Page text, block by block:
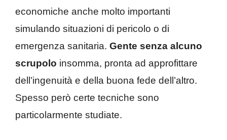
economiche anche molto importanti
simulando situazioni di pericolo o di
emergenza sanitaria. Gente senza alcuno
scrupolo insomma, pronta ad approfittare
dell’ingenuità e della buona fede dell’altro.
Spesso però certe tecniche sono
particolarmente studiate.